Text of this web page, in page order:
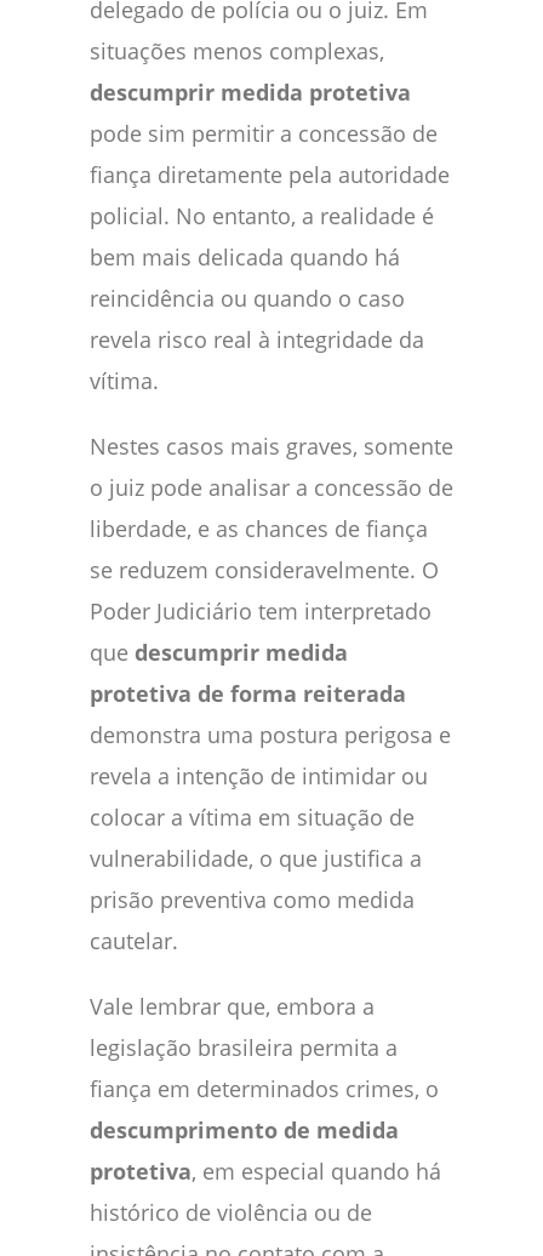
delegado de polícia ou o juiz. Em
situações menos complexas,
descumprir medida protetiva
pode sim permitir a concessão de
fiança diretamente pela autoridade
policial. No entanto, a realidade é
bem mais delicada quando há
reincidência ou quando o caso
revela risco real à integridade da
vítima.
Nestes casos mais graves, somente
o juiz pode analisar a concessão de
liberdade, e as chances de fiança
se reduzem consideravelmente. O
Poder Judiciário tem interpretado
que descumprir medida
protetiva de forma reiterada
demonstra uma postura perigosa e
revela a intenção de intimidar ou
colocar a vítima em situação de
vulnerabilidade, o que justifica a
prisão preventiva como medida
cautelar.
Vale lembrar que, embora a
legislação brasileira permita a
fiança em determinados crimes, o
descumprimento de medida
protetiva, em especial quando há
histórico de violência ou de